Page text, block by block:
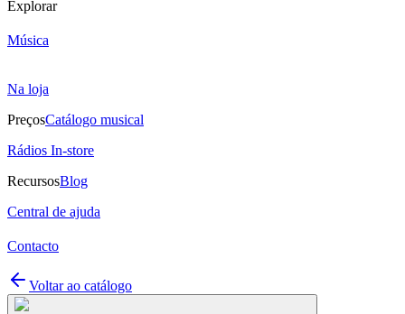
Explorar
Música
Na loja
PreçosCatálogo musical
Rádios In-store
RecursosBlog
Central de ajuda
Contacto
Voltar ao catálogo